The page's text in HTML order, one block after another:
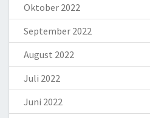
Oktober 2022
September 2022
August 2022
Juli 2022
Juni 2022